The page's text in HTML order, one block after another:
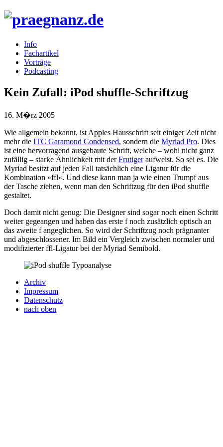
Info
Fachartikel
Vorträge
Podcasting
Kein Zufall: iPod shuffle-Schriftzug
16. M�rz 2005
Wie allgemein bekannt, ist Apples Hausschrift seit einiger Zeit nicht
mehr die ITC Garamond Condensed, sondern die Myriad Pro. Dies
ist eine hervorragend ausgebaute Schrift, welche – wohl nicht ganz
zufällig – starke Ähnlichkeit mit derFrutigeraufweist. So sei es. Die
Myriad besitzt auf jeden Fall tatsächlich eine Ligatur für die
Kombination »ffl«. Und diese kann man ja wie einen Trumpf aus
der Tasche ziehen, wenn man den Schriftzug für den iPod shuffle
gestaltet.
Doch damit nicht genug: Die Designer sind sogar noch einen Schritt
weiter gegeangen und haben das erste f noch zusätzlich optisch an
das zweite f angeglichen. So wird der Schriftzug noch prägnanter
und abgeschlossener. Im Bild ein Vergleich zwischen normaler und
modifizierter ffl-Ligatur bei der Myriad Semibold.
Archiv
Impressum
Datenschutz
nach oben